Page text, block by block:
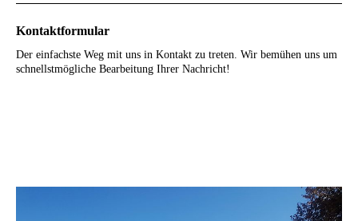
Kontaktformular
Der einfachste Weg mit uns in Kontakt zu treten. Wir bemühen uns um
schnellstmögliche Bearbeitung Ihrer Nachricht!